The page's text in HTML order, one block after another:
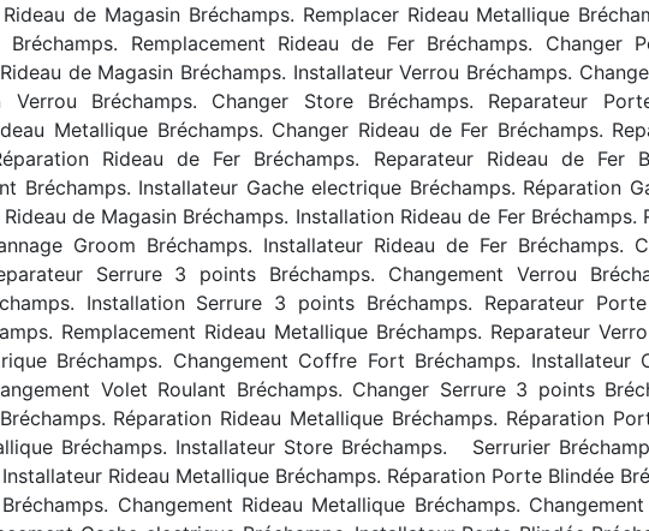
de Magasin Bréchamps. Remplacer Rideau Metallique
Remplacement Rideau de Fer Bréchamps. Changer
de Magasin Bréchamps. Installateur Verrou Bréchamps.
Verrou Bréchamps. Changer Store Bréchamps. Reparateur
Metallique Bréchamps. Changer Rideau de Fer Bréchamps.
Rideau de Fer Bréchamps. Reparateur Rideau de Fer
Bréchamps. Installateur Gache electrique Bréchamps. Réparation
de Magasin Bréchamps. Installation Rideau de Fer
Groom Bréchamps. Installateur Rideau de Fer Bréchamps.
Serrure 3 points Bréchamps. Changement Verrou
Installation Serrure 3 points Bréchamps. Reparateur
Remplacement Rideau Metallique Bréchamps. Reparateur
Bréchamps. Changement Coffre Fort Bréchamps.
Volet Roulant Bréchamps. Changer Serrure 3 points
Réparation Rideau Metallique Bréchamps. Réparation
Bréchamps. Installateur Store Bréchamps. Serrurier
Rideau Metallique Bréchamps. Réparation Porte Blindée
Changement Rideau Metallique Bréchamps.